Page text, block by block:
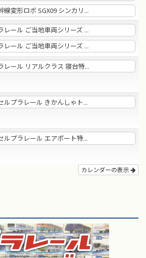
線変形ロボ SGX09 シンカリ...
レール ご当地車両シリーズ ...
レール ご当地車両シリーズ ...
レール リアルクラス 寝台特...
ルプラレール きかんしゃト...
ルプラレール エアポート特...
カレンダーの表示